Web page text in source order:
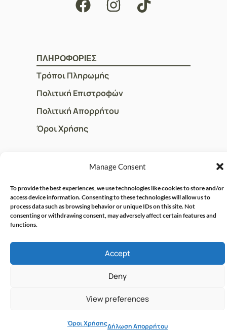
Manage Consent
To provide the best experiences, we use technologies like cookies to store and/or
access device information. Consenting to these technologies will allow us to
process data such as browsing behavior or unique IDs on this site. Not
consenting or withdrawing consent, may adversely affect certain features and
functions.
Accept
Deny
View preferences
Όροι ΧρήσηςΔήλωση Απορρήτου
ΠΛΗΡΟΦΟΡΙΕΣ
Τρόποι Πληρωμής
Πολιτική Επιστροφών
Πολιτική Απορρήτου
Όροι Χρήσης
ΓΡΗΓΟΡOI ΣΥΝΔΕΣΜΟΙ
Ο Λογαριασμός μου
Η Ομάδα μας
Επικοινωνία
COPYRIGHT 2026
SOLVIT I.T. SOLUTIONS &